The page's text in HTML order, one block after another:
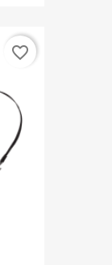
favorite_border